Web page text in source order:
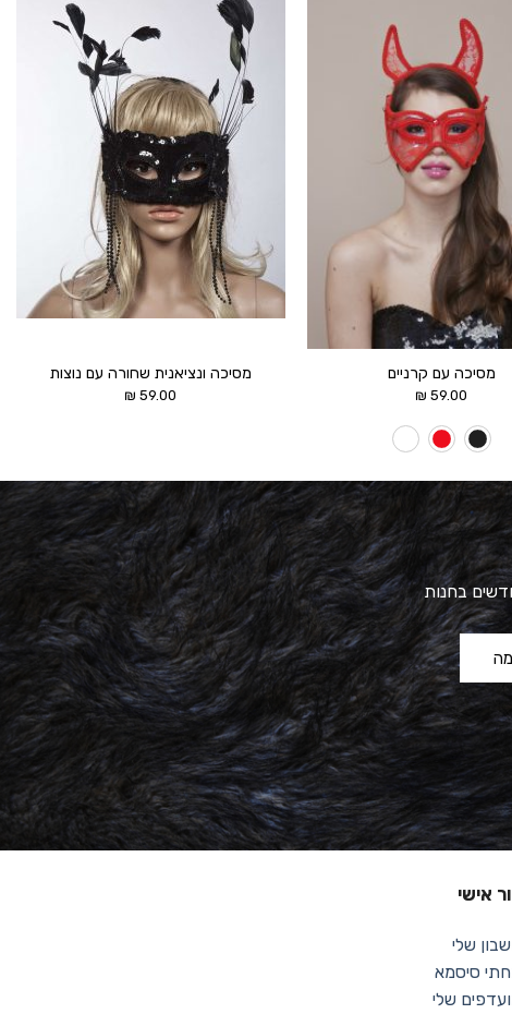
WISHLIST
מסיכה עם קרניים
59.00
₪
הוסף ל
WISHLIST
מסיכה ונציאנית שחורה עם נוצות
59.00
₪
בחנות
אישי
שלי
סיסמא
שלי